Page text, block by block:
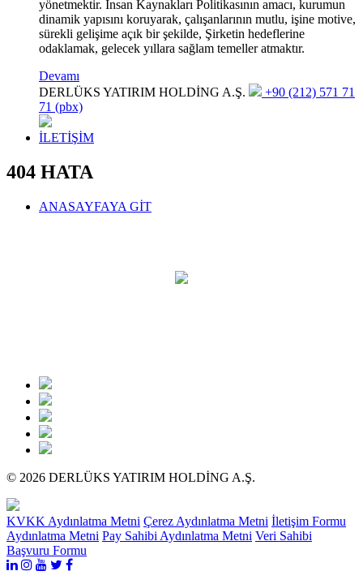
yönetmektir. İnsan Kaynakları Politikasının amacı, kurumun
dinamik yapısını koruyarak, çalışanlarının mutlu, işine motive,
sürekli gelişime açık bir şekilde, Şirketin hedeflerine
odaklamak, gelecek yıllara sağlam temeller atmaktır.
Devamı
DERLÜKS YATIRIM HOLDİNG A.Ş.
+90 (212) 571 71
71 (pbx)
İLETİŞİM
404 HATA
ANASAYFAYA GİT
© 2026 DERLÜKS YATIRIM HOLDİNG A.Ş.
KVKK Aydınlatma Metni Çerez Aydınlatma Metni İletişim Formu
Aydınlatma Metni Pay Sahibi Aydınlatma Metni Veri Sahibi
Başvuru Formu